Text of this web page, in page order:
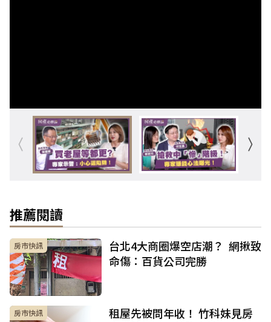
推薦閱讀
房市快訊
台北4大商圈爆空店潮？ 網揪致
命傷：百貨公司完勝
房市快訊
租屋先被問年收！ 竹科妹見房